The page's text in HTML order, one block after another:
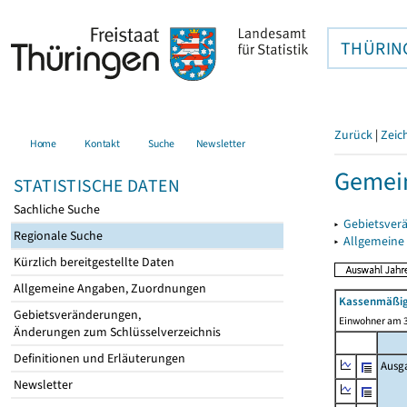
Home Kontakt Suche Newsletter
STATISTISCHE DATEN
Sachliche Suche
Regionale Suche
Kürzlich bereitgestellte Daten
Allgemeine Angaben, Zuordnungen
Gebietsveränderungen,
Änderungen zum Schlüsselverzeichnis
Definitionen und Erläuterungen
Newsletter
Zurück |
▸
▸
Einwohner am